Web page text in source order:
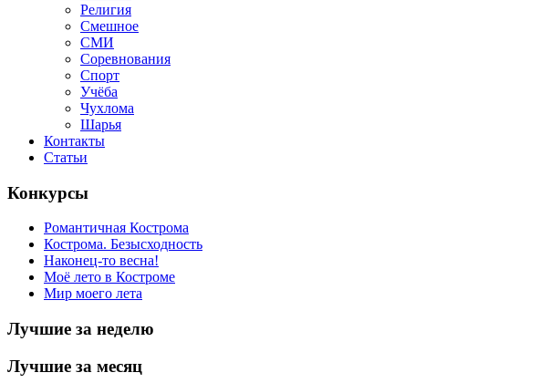
Религия
Смешное
СМИ
Соревнования
Спорт
Учёба
Чухлома
Шарья
Контакты
Статьи
Конкурсы
Романтичная Кострома
Кострома. Безысходность
Наконец-то весна!
Моё лето в Костроме
Мир моего лета
Лучшие за неделю
Лучшие за месяц